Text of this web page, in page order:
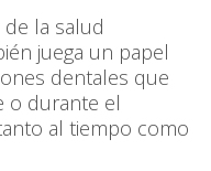
la salud
juega un papel
dentales que
o durante el
al tiempo como